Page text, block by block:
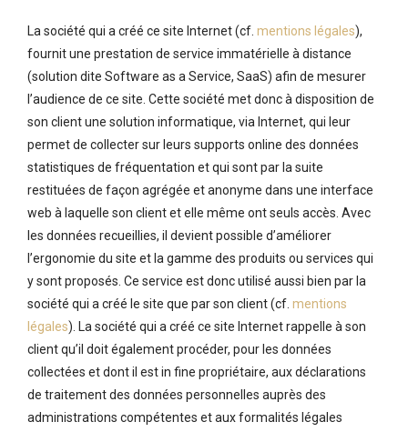
La société qui a créé ce site Internet (cf. mentions légales),
fournit une prestation de service immatérielle à distance
(solution dite Software as a Service, SaaS) afin de mesurer
l’audience de ce site. Cette société met donc à disposition de
son client une solution informatique, via Internet, qui leur
permet de collecter sur leurs supports online des données
statistiques de fréquentation et qui sont par la suite
restituées de façon agrégée et anonyme dans une interface
web à laquelle son client et elle même ont seuls accès. Avec
les données recueillies, il devient possible d’améliorer
l’ergonomie du site et la gamme des produits ou services qui
y sont proposés. Ce service est donc utilisé aussi bien par la
société qui a créé le site que par son client (cf. mentions
légales). La société qui a créé ce site Internet rappelle à son
client qu’il doit également procéder, pour les données
collectées et dont il est in fine propriétaire, aux déclarations
de traitement des données personnelles auprès des
administrations compétentes et aux formalités légales